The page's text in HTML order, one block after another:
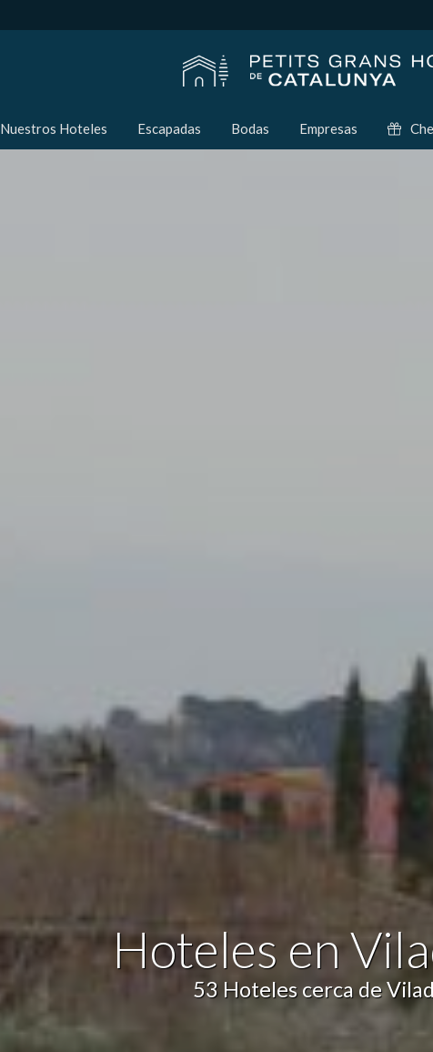
Nuestros Hoteles Escapadas Bodas Empresas
Hoteles en
53 Hoteles cerca de
Técnicas y funcionales
Este sitio web utiliza Cookies propias para recopilar
mejorar nuestros servicios. Si continua navegando, supone
instalación de las mismas. El usuario tiene la posibilidad de
pudiendo, si así lo desea, impedir que sean instaladas en
deberá tener en cuenta que dicha acción podrá ocasionar
Permiten realizar el seguimiento y análisis del
medición de la actividad de la web para la elaboración de
que hacen los usuarios del servicio. Permiten guardar la
del usuario para mejorar la calidad de nuestros servicios y
experiencia a través de productos recomendados.